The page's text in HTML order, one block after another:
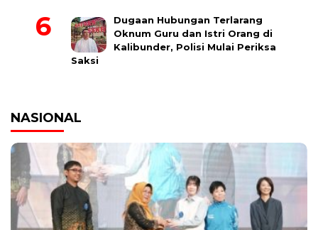
Dugaan Hubungan Terlarang
Oknum Guru dan Istri Orang di
Kalibunder, Polisi Mulai Periksa
Saksi
NASIONAL